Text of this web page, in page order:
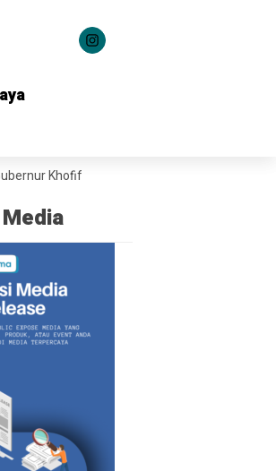
Bahas Potensi Kerja Sama Teknologi